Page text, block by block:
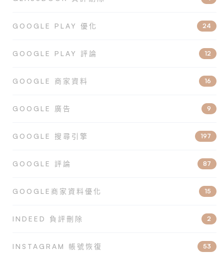
GOOGLE PLAY 優化 24
GOOGLE PLAY 評論 12
GOOGLE 商家資料 16
GOOGLE 廣告 9
GOOGLE 搜尋引擎 197
GOOGLE 評論 87
GOOGLE商家資料優化 15
INDEED 負評刪除 2
INSTAGRAM 帳號恢復 53